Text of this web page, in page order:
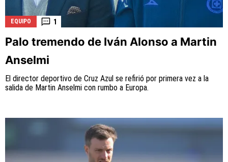
EQUIPO 1
Palo tremendo de Iván Alonso a Martin
Anselmi
El director deportivo de Cruz Azul se refirió por primera vez a la
salida de Martin Anselmi con rumbo a Europa.